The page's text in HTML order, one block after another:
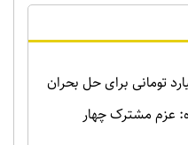
۵۰۰ میلیارد تومانی برای حل بحران
عزم مشترک چهار